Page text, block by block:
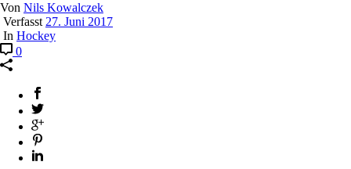
Von Nils Kowalczek
Verfasst27. Juni 2017
In Hockey
0